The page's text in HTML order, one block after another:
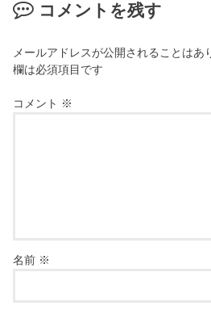
コメントを残す
メールアドレスが公開されることはあ
欄は必須項目です
コメント ※
名前 ※